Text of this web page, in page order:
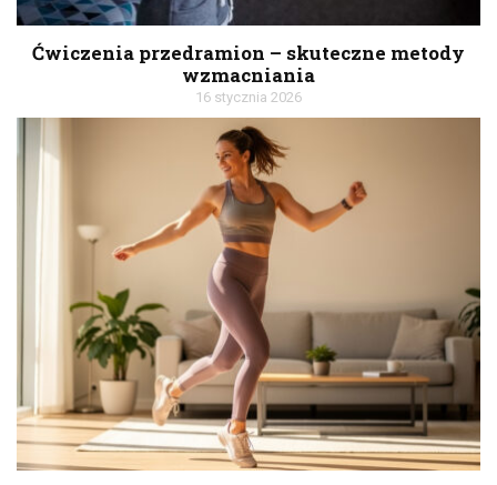
Ćwiczenia przedramion – skuteczne metody
wzmacniania
16 stycznia 2026